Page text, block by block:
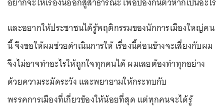
และอยากให้ประชาชนได้รู้พฤติกรรมของนักการเมืองใหญ่คน
นี้ จึงขอให้ผมช่วยดำเนินการให้ เรื่องนี้ค่อนข้างจะเสี่ยงกับผม
จึงไม่อาจทำอะไรให้ถูกใจทุกคนได้ ผมเลยต้องทำทุกอย่าง
ด้วยความระมัดระวัง และพยายามให้กระทบกับ
พรรคการเมืองที่เกี่ยวข้องให้น้อยที่สุด แต่ทุกคนจะได้รู้